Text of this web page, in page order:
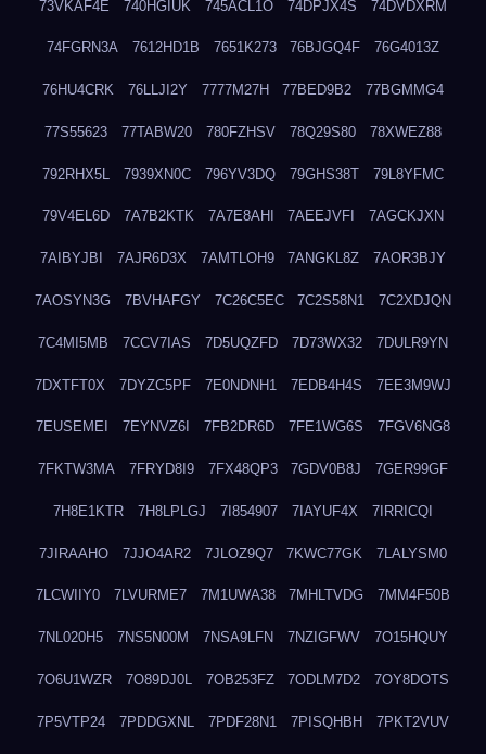
73VKAF4E 740HGIUK 745ACL1O 74DPJX4S 74DVDXRM
74FGRN3A 7612HD1B 7651K273 76BJGQ4F 76G4013Z
76HU4CRK 76LLJI2Y 7777M27H 77BED9B2 77BGMMG4
77S55623 77TABW20 780FZHSV 78Q29S80 78XWEZ88
792RHX5L 7939XN0C 796YV3DQ 79GHS38T 79L8YFMC
79V4EL6D 7A7B2KTK 7A7E8AHI 7AEEJVFI 7AGCKJXN
7AIBYJBI 7AJR6D3X 7AMTLOH9 7ANGKL8Z 7AOR3BJY
7AOSYN3G 7BVHAFGY 7C26C5EC 7C2S58N1 7C2XDJQN
7C4MI5MB 7CCV7IAS 7D5UQZFD 7D73WX32 7DULR9YN
7DXTFT0X 7DYZC5PF 7E0NDNH1 7EDB4H4S 7EE3M9WJ
7EUSEMEI 7EYNVZ6I 7FB2DR6D 7FE1WG6S 7FGV6NG8
7FKTW3MA 7FRYD8I9 7FX48QP3 7GDV0B8J 7GER99GF
7H8E1KTR 7H8LPLGJ 7I854907 7IAYUF4X 7IRRICQI
7JIRAAHO 7JJO4AR2 7JLOZ9Q7 7KWC77GK 7LALYSM0
7LCWIIY0 7LVURME7 7M1UWA38 7MHLTVDG 7MM4F50B
7NL020H5 7NS5N00M 7NSA9LFN 7NZIGFWV 7O15HQUY
7O6U1WZR 7O89DJ0L 7OB253FZ 7ODLM7D2 7OY8DOTS
7P5VTP24 7PDDGXNL 7PDF28N1 7PISQHBH 7PKT2VUV